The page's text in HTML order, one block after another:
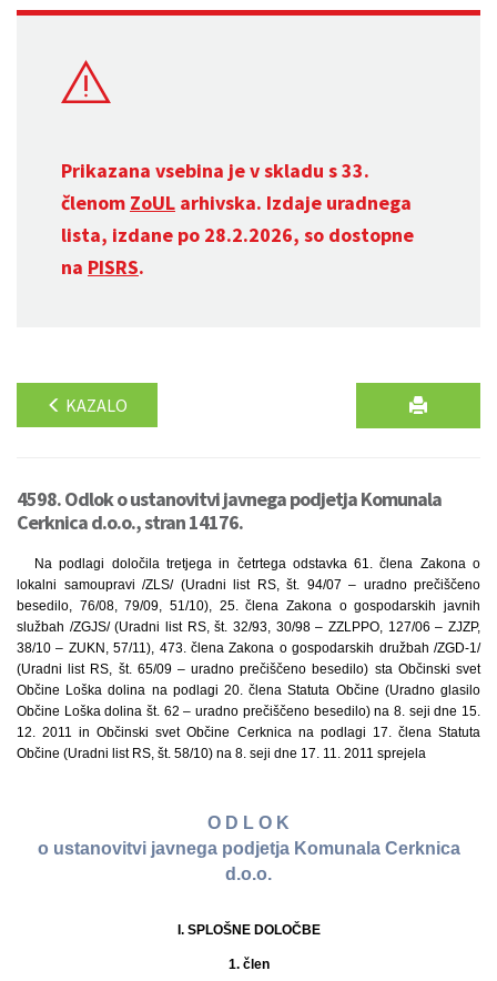
Prikazana vsebina je v skladu s 33.
členom ZoUL arhivska. Izdaje uradnega
lista, izdane po 28.2.2026, so dostopne
na PISRS.
KAZALO
4598. Odlok o ustanovitvi javnega podjetja Komunala
Cerknica d.o.o., stran 14176.
Na podlagi določila tretjega in četrtega odstavka 61. člena Zakona o
lokalni samoupravi /ZLS/ (Uradni list RS, št. 94/07 – uradno prečiščeno
besedilo, 76/08, 79/09, 51/10), 25. člena Zakona o gospodarskih javnih
službah /ZGJS/ (Uradni list RS, št. 32/93, 30/98 – ZZLPPO, 127/06 – ZJZP,
38/10 – ZUKN, 57/11), 473. člena Zakona o gospodarskih družbah /ZGD-1/
(Uradni list RS, št. 65/09 – uradno prečiščeno besedilo) sta Občinski svet
Občine Loška dolina na podlagi 20. člena Statuta Občine (Uradno glasilo
Občine Loška dolina št. 62 – uradno prečiščeno besedilo) na 8. seji dne 15.
12. 2011 in Občinski svet Občine Cerknica na podlagi 17. člena Statuta
Občine (Uradni list RS, št. 58/10) na 8. seji dne 17. 11. 2011 sprejela
O D L O K
o ustanovitvi javnega podjetja Komunala Cerknica
d.o.o.
I. SPLOŠNE DOLOČBE
1. člen